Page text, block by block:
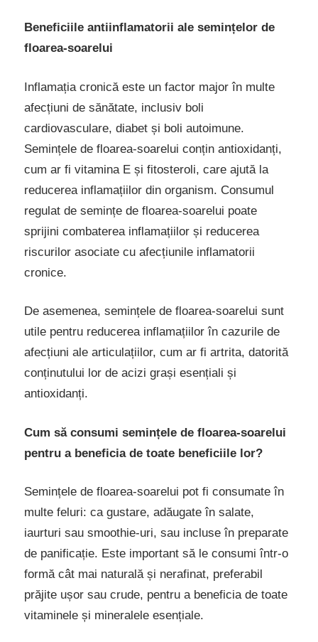
Beneficiile antiinflamatorii ale semințelor de
floarea-soarelui
Inflamația cronică este un factor major în multe
afecțiuni de sănătate, inclusiv boli
cardiovasculare, diabet și boli autoimune.
Semințele de floarea-soarelui conțin antioxidanți,
cum ar fi vitamina E și fitosteroli, care ajută la
reducerea inflamațiilor din organism. Consumul
regulat de semințe de floarea-soarelui poate
sprijini combaterea inflamațiilor și reducerea
riscurilor asociate cu afecțiunile inflamatorii
cronice.
De asemenea, semințele de floarea-soarelui sunt
utile pentru reducerea inflamațiilor în cazurile de
afecțiuni ale articulațiilor, cum ar fi artrita, datorită
conținutului lor de acizi grași esențiali și
antioxidanți.
Cum să consumi semințele de floarea-soarelui
pentru a beneficia de toate beneficiile lor?
Semințele de floarea-soarelui pot fi consumate în
multe feluri: ca gustare, adăugate în salate,
iaurturi sau smoothie-uri, sau incluse în preparate
de panificație. Este important să le consumi într-o
formă cât mai naturală și nerafinat, preferabil
prăjite ușor sau crude, pentru a beneficia de toate
vitaminele și mineralele esențiale.